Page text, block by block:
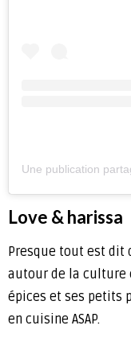
Une publication
Love & harissa
Presque tout est dit
autour de la culture
épices et ses petits
en cuisine ASAP.